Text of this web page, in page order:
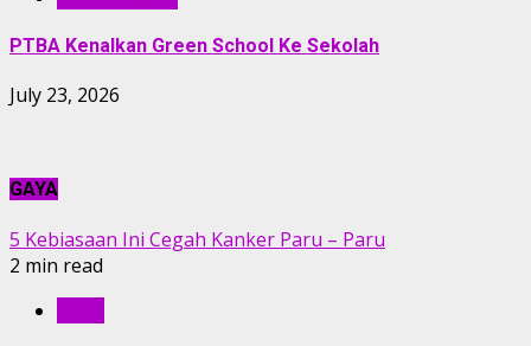
PTBA Kenalkan Green School Ke Sekolah
July 23, 2026
GAYA
5 Kebiasaan Ini Cegah Kanker Paru – Paru
2 min read